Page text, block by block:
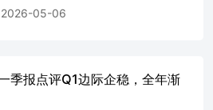
析师非银行业入围、第十八届卖方分析
募榜单第四名、新浪财经金麒麟最佳分
财经金麒麟最佳分析师第五名、Choice
Institutional Investors》中国行业分析最
2026-05-06
季报点评Q1边际企稳，全年渐